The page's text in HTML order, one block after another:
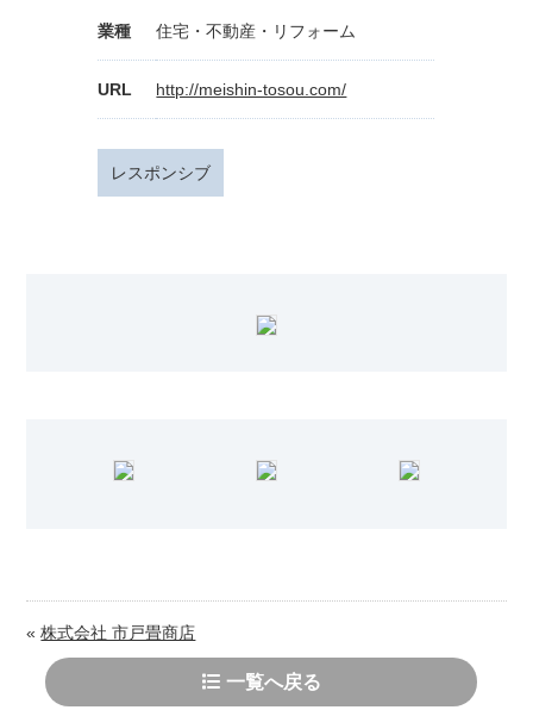
業種 住宅・不動産・リフォーム
URL http://meishin-tosou.com/
レスポンシブ
«株式会社 市戸畳商店
一覧へ戻る